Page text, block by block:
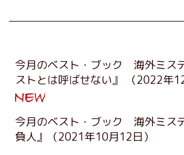
今月のベスト・ブック 海外ミス
ストとは呼ばせない』
（2022年
今月のベスト・ブック 海外ミス
負人』
（2021年10月12日）